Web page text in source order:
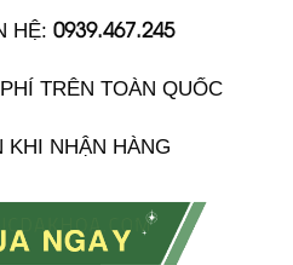
HỆ: 0939.467.245
TRÊN TOÀN QUỐC
KHI NHẬN HÀNG